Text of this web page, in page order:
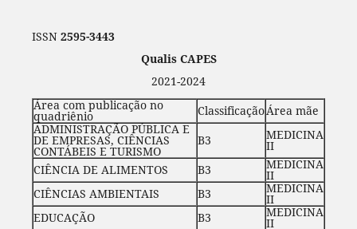
ISSN 2595-3443
Qualis CAPES
2021-2024
Área com publicação no
quadriênio ClassificaçãoÁrea mãe
ADMINISTRAÇÃO PÚBLICA E
DE EMPRESAS, CIÊNCIAS
CONTÁBEIS E TURISMO
B3 MEDICINA
II
CIÊNCIA DE ALIMENTOS
B3 MEDICINA
II
CIÊNCIAS AMBIENTAIS
B3 MEDICINA
II
EDUCAÇÃO
B3 MEDICINA
II